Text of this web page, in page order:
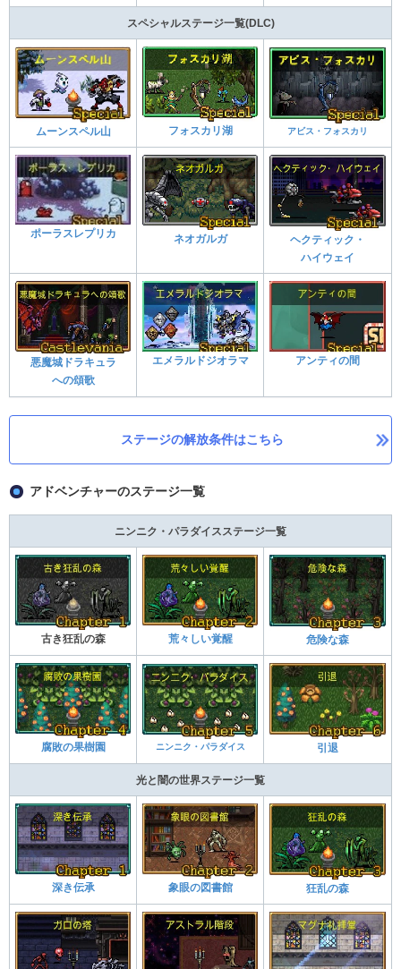
スペシャルステージ一覧(DLC)
ムーンスペル山 フォスカリ湖 アビス・フォスカリ
ポーラスレプリカ ネオガルガ
ヘクティック・
ハイウェイ
悪魔城ドラキュラ
への頌歌
エメラルドジオラマ アンティの間
ステージの解放条件はこちら
アドベンチャーのステージ一覧
ニンニク・パラダイスステージ一覧
古き狂乱の森 荒々しい覚醒 危険な森
腐敗の果樹園 ニンニク・パラダイス 引退
光と闇の世界ステージ一覧
深き伝承 象眼の図書館 狂乱の森